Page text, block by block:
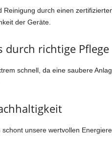
durch einen
der Geräte.
durch richtige Pflege
schnell, da eine saubere
unsere wertvollen